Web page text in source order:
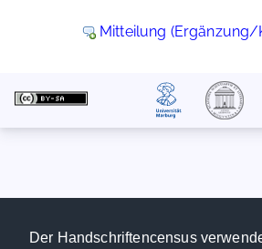
Der Handschriftencensus
Mitteilung